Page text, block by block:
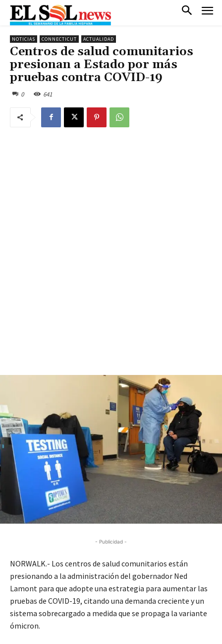
NOTICIAS CONNECTICUT ACTUALIDAD
Centros de salud comunitarios
presionan a Estado por más
pruebas contra COVID-19
0 641
- Publicidad -
NORWALK.- Los centros de salud comunitarios están
presionando a la administración del gobernador Ned
Lamont para que adopte una estrategia para aumentar las
pruebas de COVID-19, citando una demanda creciente y un
sistema sobrecargado a medida que se propaga la variante
ómicron.